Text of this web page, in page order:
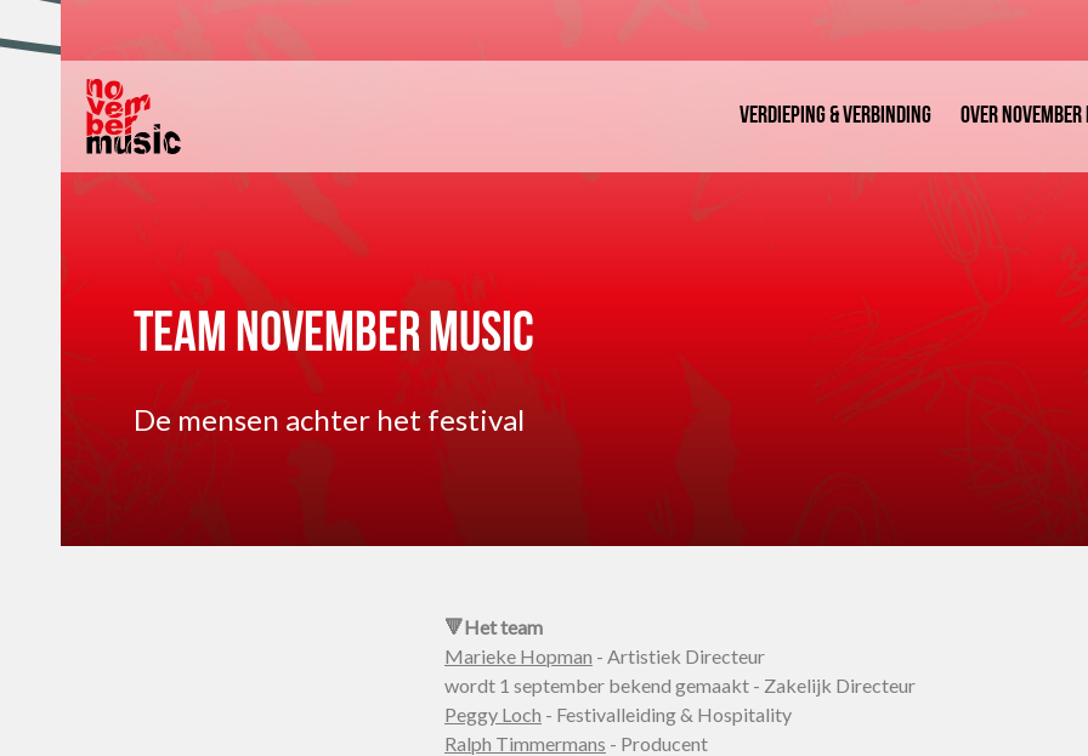
Verdieping & Verbinding Over November
Team November Music
De mensen achter het festival
🔻Het team
Marieke Hopman - Artistiek Directeur
wordt 1 september bekend gemaakt - Zakelijk Directeur
Peggy Loch - Festivalleiding & Hospitality
Ralph Timmermans - Producent